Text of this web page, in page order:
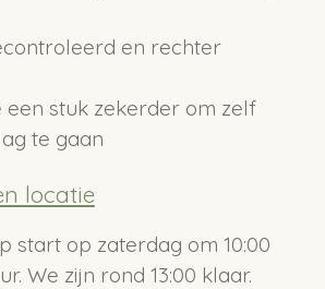
en rechter
een stuk zekerder om zelf
te gaan
locatie
start op zaterdag om 10:00
We zijn rond 13:00 klaar.